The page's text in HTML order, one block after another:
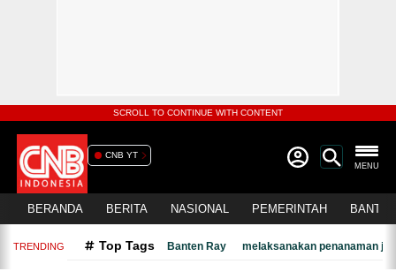
SCROLL TO CONTINUE WITH CONTENT
CNB YT
MENU
BERANDA BERITA NASIONAL PEMERINTAH
TRENDING Top Tags Banten Ray melaksanakan penanaman